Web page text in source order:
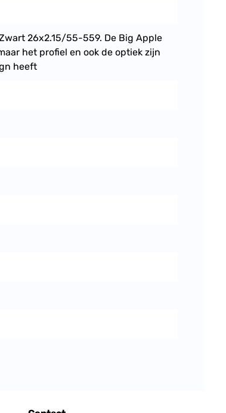
26x2.15/55-559. De Big Apple
het profiel en ook de optiek zijn
heeft